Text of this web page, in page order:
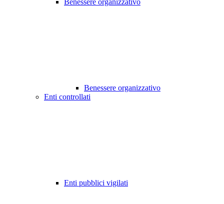
Benessere organizzativo
Benessere organizzativo
Enti controllati
Enti pubblici vigilati